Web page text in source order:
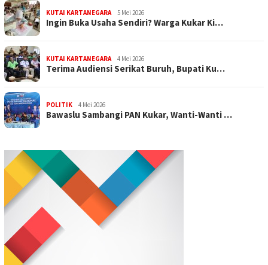
KUTAI KARTANEGARA 5 Mei 2026
Ingin Buka Usaha Sendiri? Warga Kukar Ki…
KUTAI KARTANEGARA 4 Mei 2026
Terima Audiensi Serikat Buruh, Bupati Ku…
POLITIK 4 Mei 2026
Bawaslu Sambangi PAN Kukar, Wanti-Wanti …